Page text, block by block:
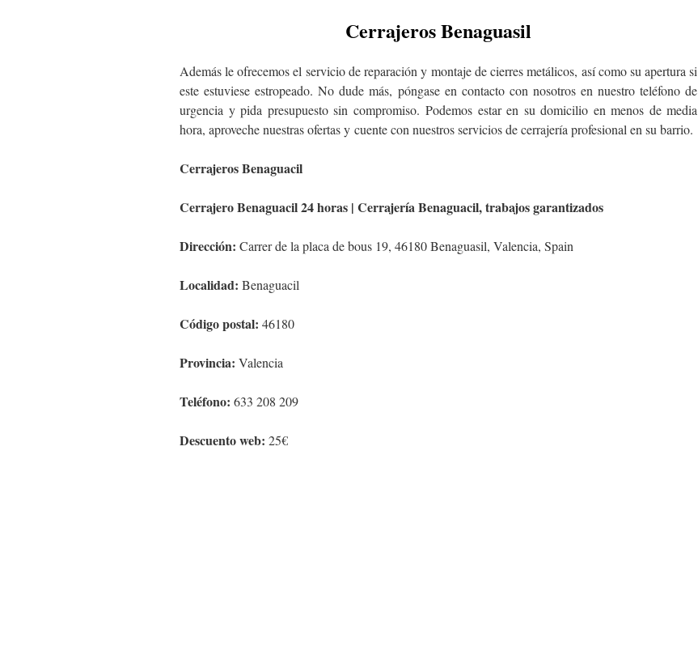
Cerrajeros Benaguasil
Además le ofrecemos el servicio de reparación y montaje de cierres metálicos, así como su apertura si
este estuviese estropeado. No dude más, póngase en contacto con nosotros en nuestro teléfono de
urgencia y pida presupuesto sin compromiso. Podemos estar en su domicilio en menos de media
hora, aproveche nuestras ofertas y cuente con nuestros servicios de cerrajería profesional en su barrio.
Cerrajeros Benaguacil
Cerrajero Benaguacil 24 horas | Cerrajería Benaguacil, trabajos garantizados
Dirección: Carrer de la placa de bous 19, 46180 Benaguasil, Valencia, Spain
Localidad: Benaguacil
Código postal: 46180
Provincia: Valencia
Teléfono: 633 208 209
Descuento web: 25€